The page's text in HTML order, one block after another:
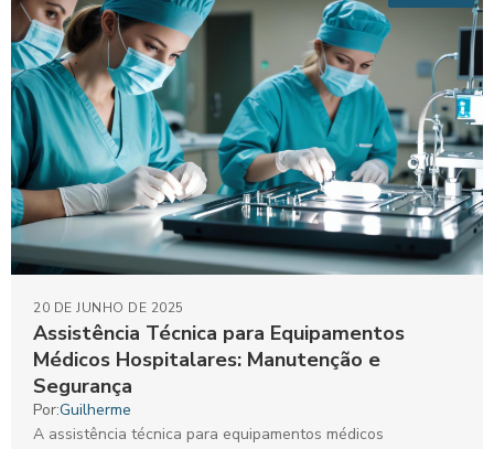
Assistência Técnica para Equipamentos
Médicos Hospitalares: Manutenção e
Segurança
20 DE JUNHO DE 2025
Por:Guilherme
A assistência técnica para equipamentos médicos